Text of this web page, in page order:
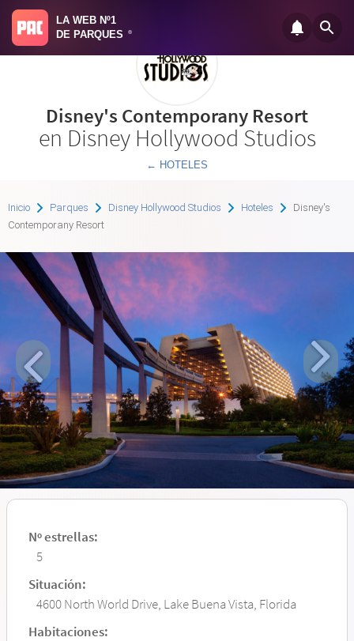
LA WEB Nº1
DE PARQUES
®
Disney's Contemporany Resort
en Disney Hollywood Studios
← HOTELES
Inicio Parques Disney Hollywood Studios Hoteles
Disney's
Contemporany Resort
Nº estrellas:
5
Situación:
4600 North World Drive, Lake Buena Vista, Florida
Habitaciones: